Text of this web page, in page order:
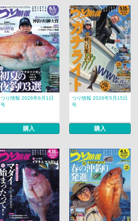
つり情報 2026年6月1日
号
購入
つり情報 2026年5月15日
号
購入